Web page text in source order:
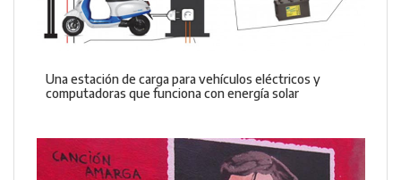
Una estación de carga para vehículos eléctricos y
computadoras que funciona con energía solar